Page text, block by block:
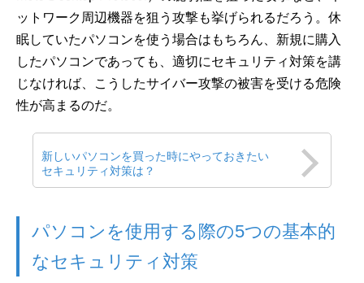
ットワーク周辺機器を狙う攻撃も挙げられるだろう。休
眠していたパソコンを使う場合はもちろん、新規に購入
したパソコンであっても、適切にセキュリティ対策を講
じなければ、こうしたサイバー攻撃の被害を受ける危険
性が高まるのだ。
新しいパソコンを買った時にやっておきたい
セキュリティ対策は？
パソコンを使用する際の5つの基本的
なセキュリティ対策